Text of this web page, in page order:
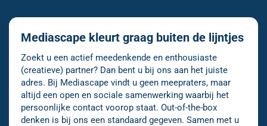
Mediascape kleurt graag buiten de lijntjes
Zoekt u een actief meedenkende en enthousiaste
(creatieve) partner? Dan bent u bij ons aan het juiste
adres. Bij Mediascape vindt u geen meepraters, maar
altijd een open en sociale samenwerking waarbij het
persoonlijke contact voorop staat. Out-of-the-box
denken is bij ons een standaard gegeven. Samen met u